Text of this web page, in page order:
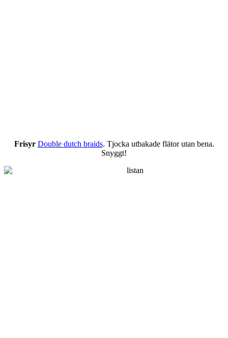
Frisyr Double dutch braids. Tjocka utbakade flätor utan bena.
Snyggt!